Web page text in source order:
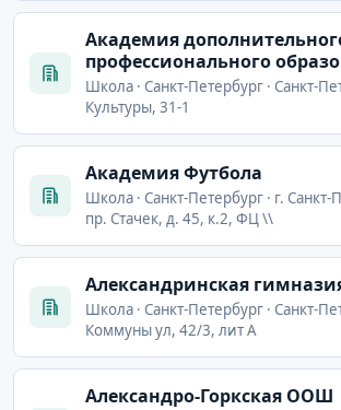
Академия
профессионального
Школа · Санкт-Петербург · Санкт-
Культуры, 31-1
Академия Футбола
Школа · Санкт-Петербург · г. Санкт-
пр. Стачек, д. 45, к.2, ФЦ \\
Александринская
Школа · Санкт-Петербург · Санкт-
Коммуны ул, 42/3, лит А
Александро-Горкская ООШ